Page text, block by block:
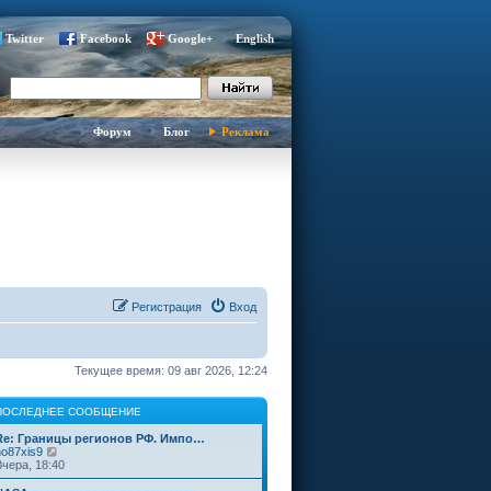
Twitter Facebook Google+ English
Форум Блог Реклама
Вход
Регистрация
Текущее время: 09 авг 2026, 12:24
СООБЩЕНИЕ
Границы регионов РФ. Импо…
е
р
18:40